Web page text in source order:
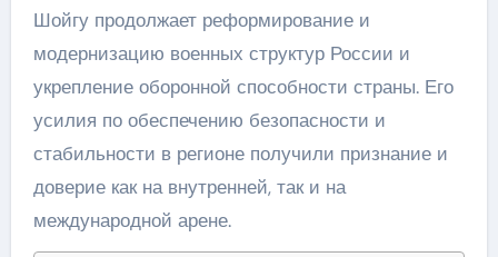
Шойгу продолжает реформирование и
модернизацию военных структур России и
укрепление оборонной способности страны. Его
усилия по обеспечению безопасности и
стабильности в регионе получили признание и
доверие как на внутренней, так и на
международной арене.